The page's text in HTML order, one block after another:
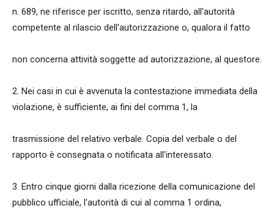
n. 689, ne riferisce per iscritto, senza ritardo, all'autorità
competente al rilascio dell'autorizzazione o, qualora il fatto
non concerna attività soggette ad autorizzazione, al questore.
2. Nei casi in cui è avvenuta la contestazione immediata della
violazione, è sufficiente, ai fini del comma 1, la
trasmissione del relativo verbale. Copia del verbale o del
rapporto è consegnata o notificata all'interessato.
3. Entro cinque giorni dalla ricezione della comunicazione del
pubblico ufficiale, l'autorità di cui al comma 1 ordina,